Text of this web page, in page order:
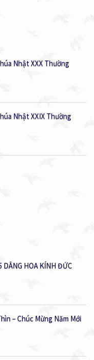
Nhật XXX Thường
Nhật XXIX Thường
DÂNG HOA KÍNH ĐỨC
– Chúc Mừng Năm Mới